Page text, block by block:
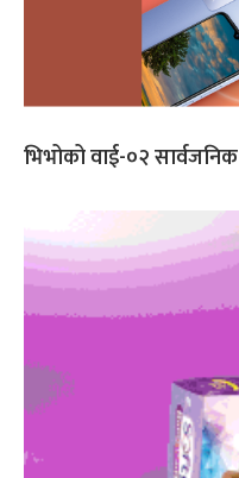
भिभोको वाई-०२ सार्वजनिक